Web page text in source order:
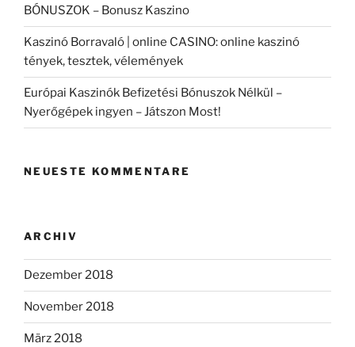
BÓNUSZOK – Bonusz Kaszino
Kaszinó Borravaló | online CASINO: online kaszinó
tények, tesztek, vélemények
Európai Kaszinók Befizetési Bónuszok Nélkül –
Nyerőgépek ingyen – Játszon Most!
NEUESTE KOMMENTARE
ARCHIV
Dezember 2018
November 2018
März 2018